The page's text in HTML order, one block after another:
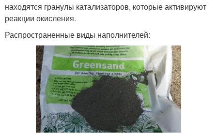
находятся гранулы катализаторов, которые активируют
реакции окисления.
Распространенные виды наполнителей: